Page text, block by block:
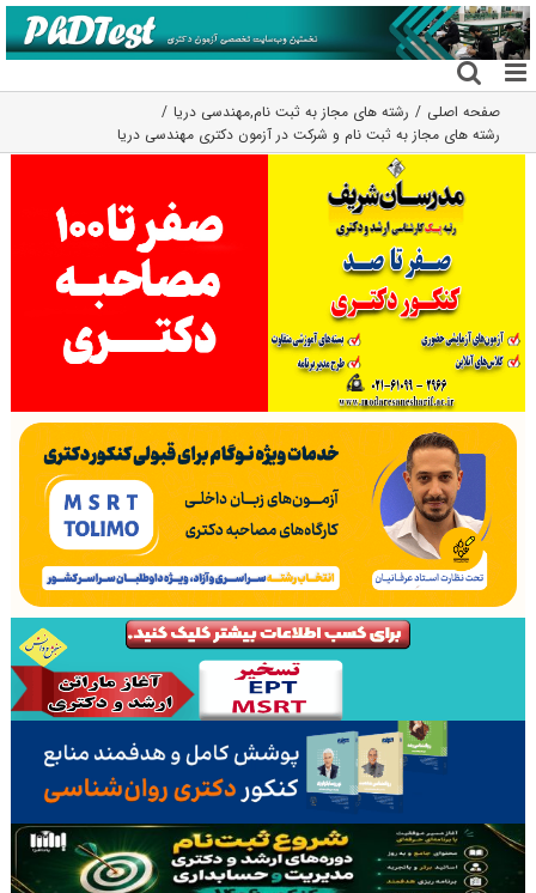
رفتن
به
محتوا
صفحه اصلی رشته های مجاز به ثبت نام,مهندسی دریا
رشته های مجاز به ثبت نام و شرکت در آزمون دکتری مهندسی دریا